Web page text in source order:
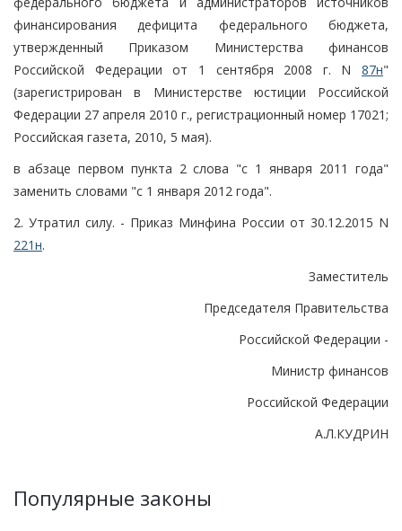
финансирования дефицита федерального бюджета,
утвержденный Приказом Министерства финансов
Российской Федерации от 1 сентября 2008 г. N 87н"
(зарегистрирован в Министерстве юстиции Российской
Федерации 27 апреля 2010 г., регистрационный номер 17021;
Российская газета, 2010, 5 мая).
в абзаце первом пункта 2 слова "с 1 января 2011 года"
заменить словами "с 1 января 2012 года".
2. Утратил силу. - Приказ Минфина России от 30.12.2015 N
221н.
Заместитель
Председателя Правительства
Российской Федерации -
Министр финансов
Российской Федерации
А.Л.КУДРИН
Популярные законы